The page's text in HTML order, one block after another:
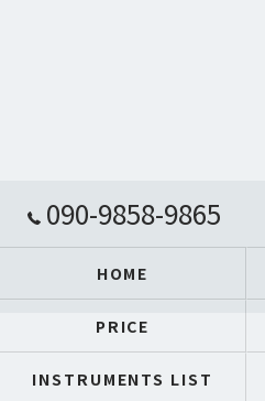
090-9858-9865
HOME
PRICE
INSTRUMENTS LIST